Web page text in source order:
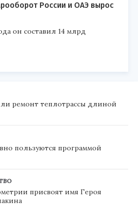
России и ОАЭ вырос
он составил 14 млрд
ремонт теплотрассы длиной
пользуются программой
присвоят имя Героя